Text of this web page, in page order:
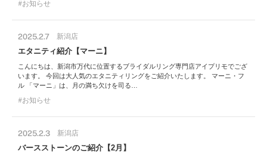
お知らせ
2025.2.7 新潟店
エタニティ紹介【マーニ】
こんにちは、新潟市万代に位置するブライダルリング専門店アイプリモでござ
います。 今回は大人気のエタニティリングをご紹介いたします。 マーニ・フ
ル 「マーニ」は、月の満ち欠けを司る…
お知らせ
2025.2.3 新潟店
バースストーンのご紹介【2月】